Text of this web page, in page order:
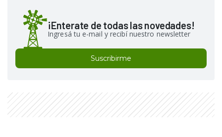
¡Enterate de todas las novedades!
Ingresá tu e-mail y recibí nuestro newsletter
Suscribirme